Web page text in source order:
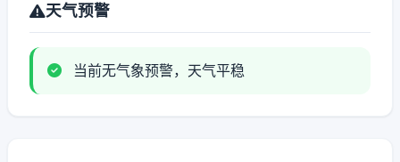
天气预警
当前无气象预警，天气平稳